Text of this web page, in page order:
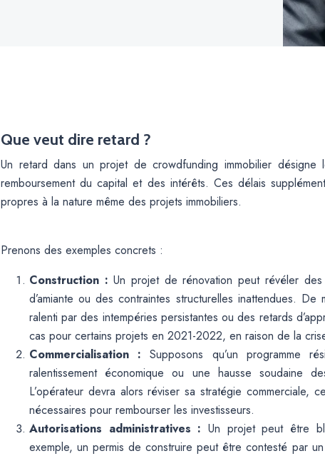
Que veut dire retard ?
Un retard dans un projet de crowdfunding immobilier
remboursement du capital et des intérêts. Ces délais
propres à la nature même des projets immobiliers.
Prenons des exemples concrets :
Construction :Un projet de rénovation peut révéler
d’amiante ou des contraintes structurelles inattendues.
ralenti par des intempéries persistantes ou des retards
cas pour certains projets en 2021-2022, en raison de la
Commercialisation :Supposons qu’un programme
ralentissement économique ou une hausse soudaine
L’opérateur devra alors réviser sa stratégie commerciale,
nécessaires pour rembourser les investisseurs.
Autorisations administratives : Un projet peut être
exemple, un permis de construire peut être contesté par